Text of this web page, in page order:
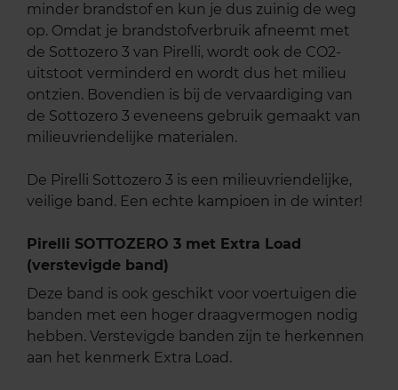
minder brandstof en kun je dus zuinig de weg
op. Omdat je brandstofverbruik afneemt met
de Sottozero 3 van Pirelli, wordt ook de CO2-
uitstoot verminderd en wordt dus het milieu
ontzien. Bovendien is bij de vervaardiging van
de Sottozero 3 eveneens gebruik gemaakt van
milieuvriendelijke materialen.
De Pirelli Sottozero 3 is een milieuvriendelijke,
veilige band. Een echte kampioen in de winter!
Pirelli SOTTOZERO 3 met Extra Load
(verstevigde band)
Deze band is ook geschikt voor voertuigen die
banden met een hoger draagvermogen nodig
hebben. Verstevigde banden zijn te herkennen
aan het kenmerk Extra Load.